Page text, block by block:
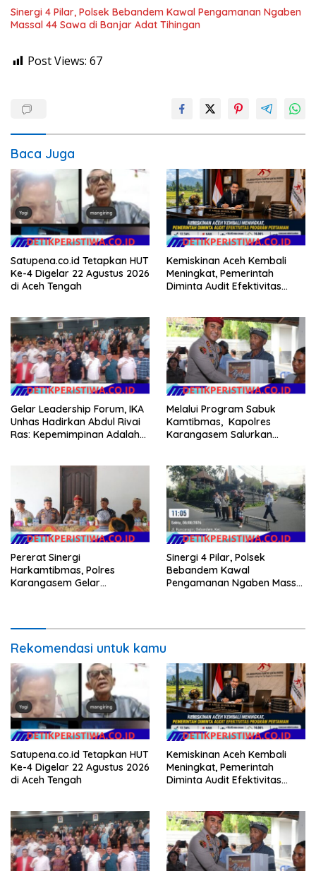
Sinergi 4 Pilar, Polsek Bebandem Kawal Pengamanan Ngaben
Massal 44 Sawa di Banjar Adat Tihingan
Post Views: 67
Baca Juga
Satupena.co.id Tetapkan HUT
Ke-4 Digelar 22 Agustus 2026
di Aceh Tengah
Kemiskinan Aceh Kembali
Meningkat, Pemerintah
Diminta Audit Efektivitas
Gelar Leadership Forum, IKA
Unhas Hadirkan Abdul Rivai
Ras: Kepemimpinan Adalah
Melalui Program Sabuk
Kamtibmas, Kapolres
Karangasem Salurkan
Pererat Sinergi
Harkamtibmas, Polres
Karangasem Gelar
Sinergi 4 Pilar, Polsek
Bebandem Kawal
Pengamanan Ngaben Massal
Rekomendasi untuk kamu
Satupena.co.id Tetapkan HUT
Ke-4 Digelar 22 Agustus 2026
di Aceh Tengah
Kemiskinan Aceh Kembali
Meningkat, Pemerintah
Diminta Audit Efektivitas